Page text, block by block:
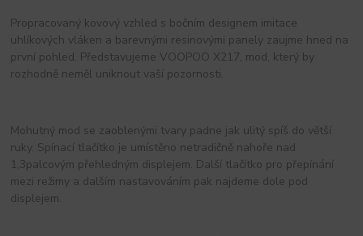
Propracovaný kovový vzhled s bočním designem imitace
uhlíkových vláken a barevnými resinovými panely zaujme hned na
první pohled. Představujeme VOOPOO X217, mod, který by
rozhodně neměl uniknout vaší pozornosti.
Mohutný mod se zaoblenými tvary padne jak ulitý spíš do větší
ruky. Spínací tlačítko je umístěno netradičně nahoře nad
1,3palcovým přehledným displejem. Další tlačítko pro přepínání
mezi režimy a dalším nastavováním pak najdeme dole pod
displejem.